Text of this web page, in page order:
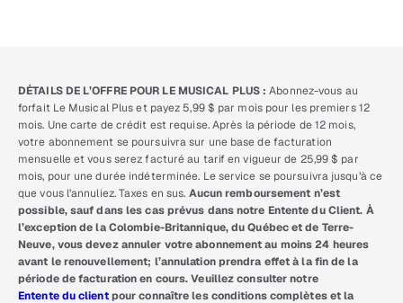
DÉTAILS DE L’OFFRE POUR LE MUSICAL PLUS : Abonnez-vous au
forfait Le Musical Plus et payez 5,99 $ par mois pour les premiers 12
mois. Une carte de crédit est requise. Après la période de 12 mois,
votre abonnement se poursuivra sur une base de facturation
mensuelle et vous serez facturé au tarif en vigueur de 25,99 $ par
mois, pour une durée indéterminée. Le service se poursuivra jusqu’à ce
que vous l’annuliez. Taxes en sus. Aucun remboursement n’est
possible, sauf dans les cas prévus dans notre Entente du Client. À
l’exception de la Colombie-Britannique, du Québec et de Terre-
Neuve, vous devez annuler votre abonnement au moins 24 heures
avant le renouvellement; l’annulation prendra effet à la fin de la
période de facturation en cours. Veuillez consulter notre
Entente du clientpour connaître les conditions complètes et la